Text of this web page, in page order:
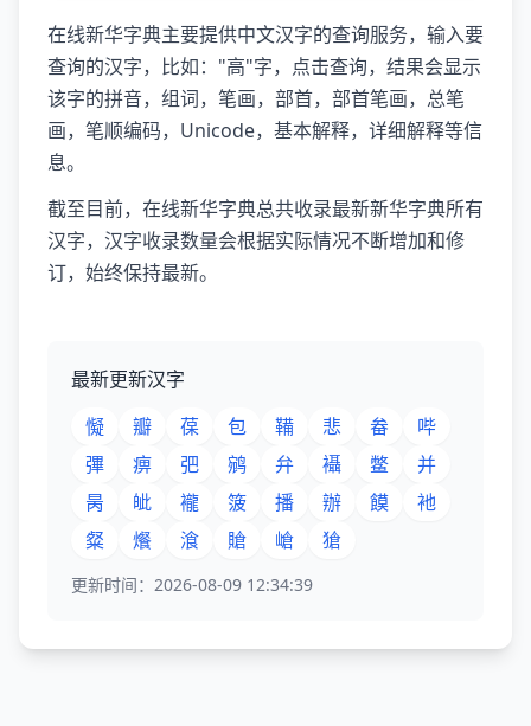
在线新华字典主要提供中文汉字的查询服务，输入要
查询的汉字，比如："高"字，点击查询，结果会显示
该字的拼音，组词，笔画，部首，部首笔画，总笔
画，笔顺编码，Unicode，基本解释，详细解释等信
息。
截至目前，在线新华字典总共收录最新新华字典所有
汉字，汉字收录数量会根据实际情况不断增加和修
订，始终保持最新。
最新更新汉字
懝
瓣 葆 包 鞴 悲 畚
哔
彃
痹 弝 鹓 弁 襵 鳖
并
昺
皉 襱 箥 播 辦 饃
衪
粲
爘 湌 賶 嵢 獊
更新时间：2026-08-09 12:34:39